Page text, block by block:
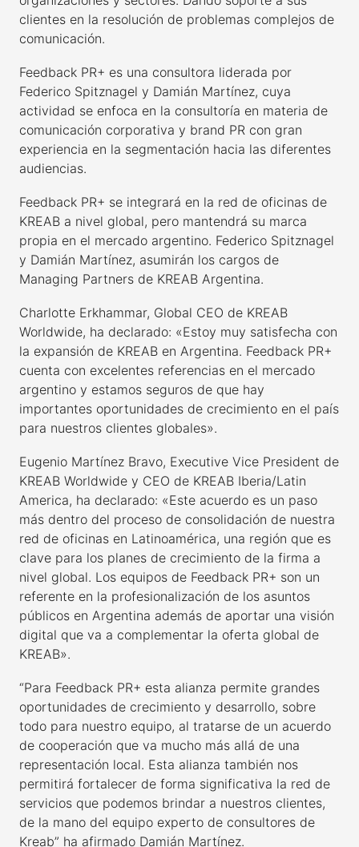
clientes en la resolución de problemas complejos de
comunicación.
Feedback PR+ es una consultora liderada por
Federico Spitznagel y Damián Martínez, cuya
actividad se enfoca en la consultoría en materia de
comunicación corporativa y brand PR con gran
experiencia en la segmentación hacia las diferentes
audiencias.
Feedback PR+ se integrará en la red de oficinas de
KREAB a nivel global, pero mantendrá su marca
propia en el mercado argentino. Federico Spitznagel
y Damián Martínez, asumirán los cargos de
Managing Partners de KREAB Argentina.
Charlotte Erkhammar, Global CEO de KREAB
Worldwide, ha declarado: «Estoy muy satisfecha con
la expansión de KREAB en Argentina. Feedback PR+
cuenta con excelentes referencias en el mercado
argentino y estamos seguros de que hay
importantes oportunidades de crecimiento en el país
para nuestros clientes globales».
Eugenio Martínez Bravo, Executive Vice President de
KREAB Worldwide y CEO de KREAB Iberia/Latin
America, ha declarado: «Este acuerdo es un paso
más dentro del proceso de consolidación de nuestra
red de oficinas en Latinoamérica, una región que es
clave para los planes de crecimiento de la firma a
nivel global. Los equipos de Feedback PR+ son un
referente en la profesionalización de los asuntos
públicos en Argentina además de aportar una visión
digital que va a complementar la oferta global de
KREAB».
“Para Feedback PR+ esta alianza permite grandes
oportunidades de crecimiento y desarrollo, sobre
todo para nuestro equipo, al tratarse de un acuerdo
de cooperación que va mucho más allá de una
representación local. Esta alianza también nos
permitirá fortalecer de forma significativa la red de
servicios que podemos brindar a nuestros clientes,
de la mano del equipo experto de consultores de
Kreab” ha afirmado Damián Martínez.